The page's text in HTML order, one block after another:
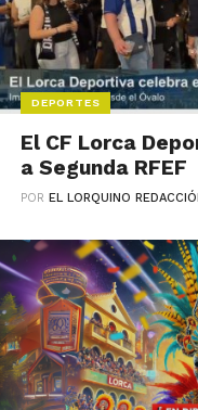
DEPORTES
El CF Lorca
a Segunda RFEF
POREL LORQUINO